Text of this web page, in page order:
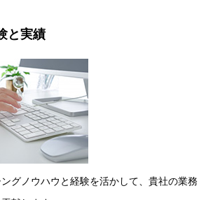
と実績
グノウハウと経験を活かして、貴社の業務